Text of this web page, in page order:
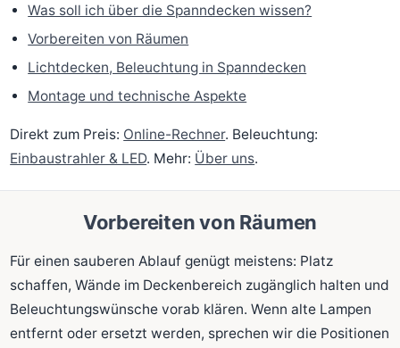
Was soll ich über die Spanndecken wissen?
Vorbereiten von Räumen
Lichtdecken, Beleuchtung in Spanndecken
Montage und technische Aspekte
Direkt zum Preis: Online-Rechner. Beleuchtung:
Einbaustrahler & LED. Mehr: Über uns.
Vorbereiten von Räumen
Für einen sauberen Ablauf genügt meistens: Platz
schaffen, Wände im Deckenbereich zugänglich halten und
Beleuchtungswünsche vorab klären. Wenn alte Lampen
entfernt oder ersetzt werden, sprechen wir die Positionen